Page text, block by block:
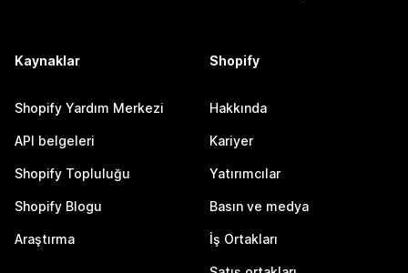
Kaynaklar
Shopify Yardım Merkezi
API belgeleri
Shopify Topluluğu
Shopify Blogu
Araştırma
Shopify
Hakkında
Kariyer
Yatırımcılar
Basın ve medya
İş Ortakları